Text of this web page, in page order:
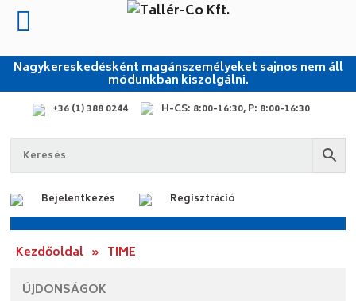
Nagykereskedésként magánszemélyeket sajnos nem áll
módunkban kiszolgálni.
+36 (1) 388 0244 H-CS: 8:00-16:30, P: 8:00-16:30
Bejelentkezés Regisztráció
Kezdőoldal » TIME
ÚJDONSÁGOK